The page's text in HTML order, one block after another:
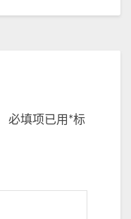
必填项已用 *标